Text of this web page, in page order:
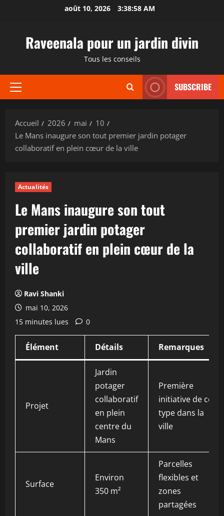
août 10, 2026 3:38:59 AM
Raveenala pour un jardin divin
Tous les conseils
Menu
SUBSCRIBE
Accueil 2026 mai
10
Le Mans inaugure son tout premier jardin potager
collaboratif en plein cœur de la ville
Actualités
Le Mans inaugure son tout
premier jardin potager
collaboratif en plein cœur de la
ville
Ravi Shanki
mai 10, 2026
15 minutes lues
0
Élément Détails Remarques
Projet
Jardin
potager
collaboratif
en plein
centre du
Mans
Première
initiative de ce
type dans la
ville
Surface
Environ
350 m²
Parcelles
flexibles et
zones
partagées